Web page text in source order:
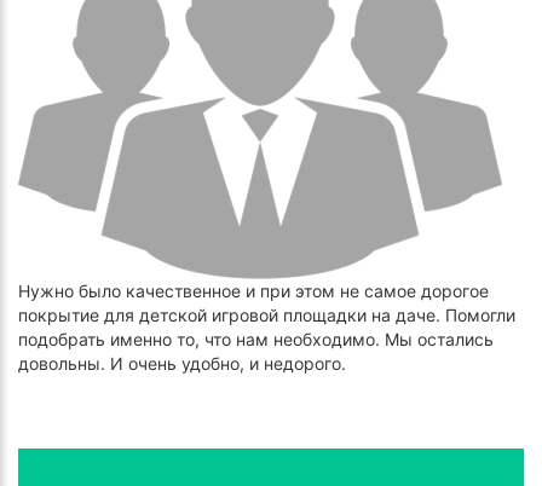
Нужно было качественное и при этом не самое дорогое
покрытие для детской игровой площадки на даче. Помогли
подобрать именно то, что нам необходимо. Мы остались
довольны. И очень удобно, и недорого.